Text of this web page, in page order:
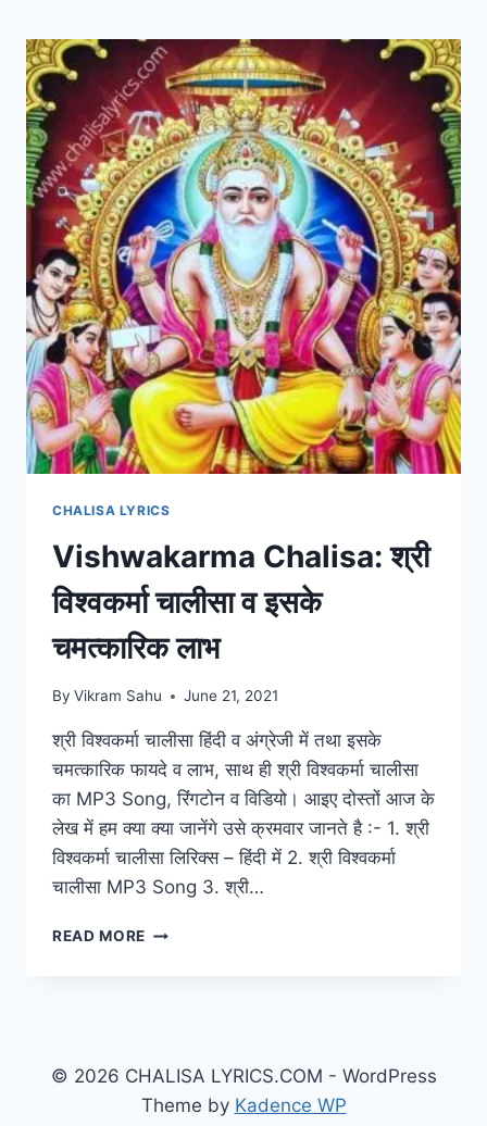
CHALISA LYRICS
Vishwakarma Chalisa: श्री
विश्वकर्मा चालीसा व इसके
चमत्कारिक लाभ
By Vikram Sahu June 21, 2021
श्री विश्वकर्मा चालीसा हिंदी व अंग्रेजी में तथा इसके
चमत्कारिक फायदे व लाभ, साथ ही श्री विश्वकर्मा चालीसा
का MP3 Song, रिंगटोन व विडियो। आइए दोस्तों आज के
लेख में हम क्या क्या जानेंगे उसे क्रमवार जानते है :- 1. श्री
विश्वकर्मा चालीसा लिरिक्स – हिंदी में 2. श्री विश्वकर्मा
चालीसा MP3 Song 3. श्री…
READ MORE VISHWAKARMA
इसके
लाभ
© 2026 CHALISA LYRICS.COM - WordPress
Theme by Kadence WP